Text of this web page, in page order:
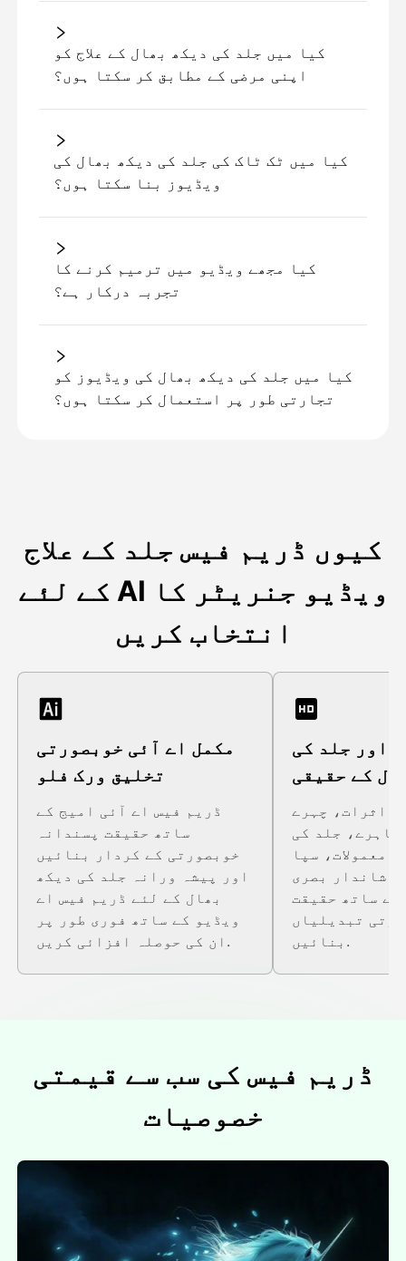
کیا میں جلد کی دیکھ بھال کے علاج کو
اپنی مرضی کے مطابق کر سکتا ہوں؟
کیا میں ٹک ٹاک کی جلد کی دیکھ بھال کی
ویڈیوز بنا سکتا ہوں؟
کیا مجھے ویڈیو میں ترمیم کرنے کا
تجربہ درکار ہے؟
کیا میں جلد کی دیکھ بھال کی ویڈیوز کو
تجارتی طور پر استعمال کر سکتا ہوں؟
کیوں ڈریم فیس جلد کے علاج
کے لئے AI ویڈیو جنریٹر کا
انتخاب کریں
مکمل اے آئی خوبصورتی
تخلیق ورک فلو
ڈریم فیس اے آئی امیج کے
ساتھ حقیقت پسندانہ
خوبصورتی کے کردار بنائیں
اور پیشہ ورانہ جلد کی دیکھ
بھال کے لئے ڈریم فیس اے
ویڈیو کے ساتھ فوری طور پر
ان کی حوصلہ افزائی کریں.
اور جلد کی
کے حقیقی
اثرات، چہرے
جلد کی
معمولات، سپا
شاندار بصری
کے ساتھ حقیقت
تبدیلیاں
بنائیں.
ڈریم فیس کی سب سے قیمتی
خصوصیات